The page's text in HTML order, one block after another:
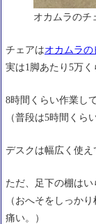
オカムラのチ
チェアはオカムラの
実は1脚あたり5万く
8時間くらい作業し
（普段は5時間くら
デスクは幅広く使え
ただ、足下の棚はい
（おへそをしっか
痛い。）